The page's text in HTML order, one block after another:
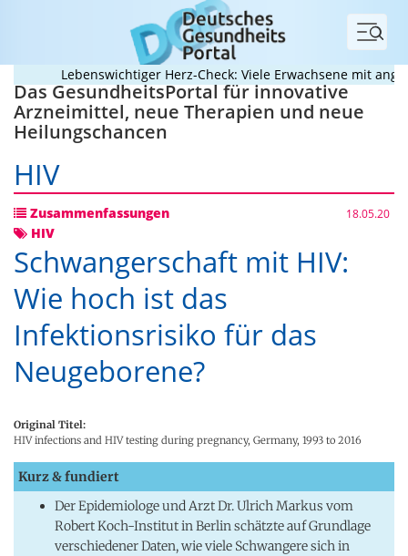
Menü
Lebenswichtiger Herz-Check: Viele Erwachsene mit
Das GesundheitsPortal für innovative
Arzneimittel, neue Therapien und neue
Heilungschancen
HIV
Zusammenfassungen 18.05.20
HIV
Schwangerschaft mit HIV:
Wie hoch ist das
Infektionsrisiko für das
Neugeborene?
Original Titel:
HIV infections and HIV testing during pregnancy, Germany, 1993 to 2016
Kurz & fundiert
Der Epidemiologe und Arzt Dr. Ulrich Markus vom
Robert Koch-Institut in Berlin schätzte auf Grundlage
verschiedener Daten, wie viele Schwangere sich in